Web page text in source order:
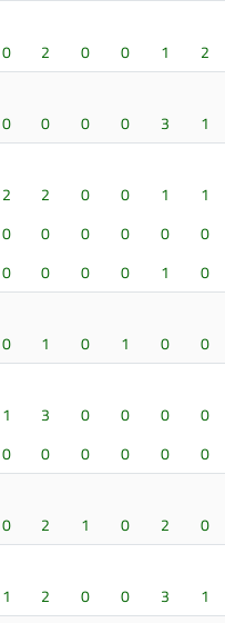
0 2 0 0 1
2
0 0 0 0 3
1
2 2 0 0 1
1
0 0 0 0 0
0
0 0 0 0 1
0
0 1 0 1 0
0
1 3 0 0 0
0
0 0 0 0 0
0
0 2 1 0 2
0
1 2 0 0 3
1